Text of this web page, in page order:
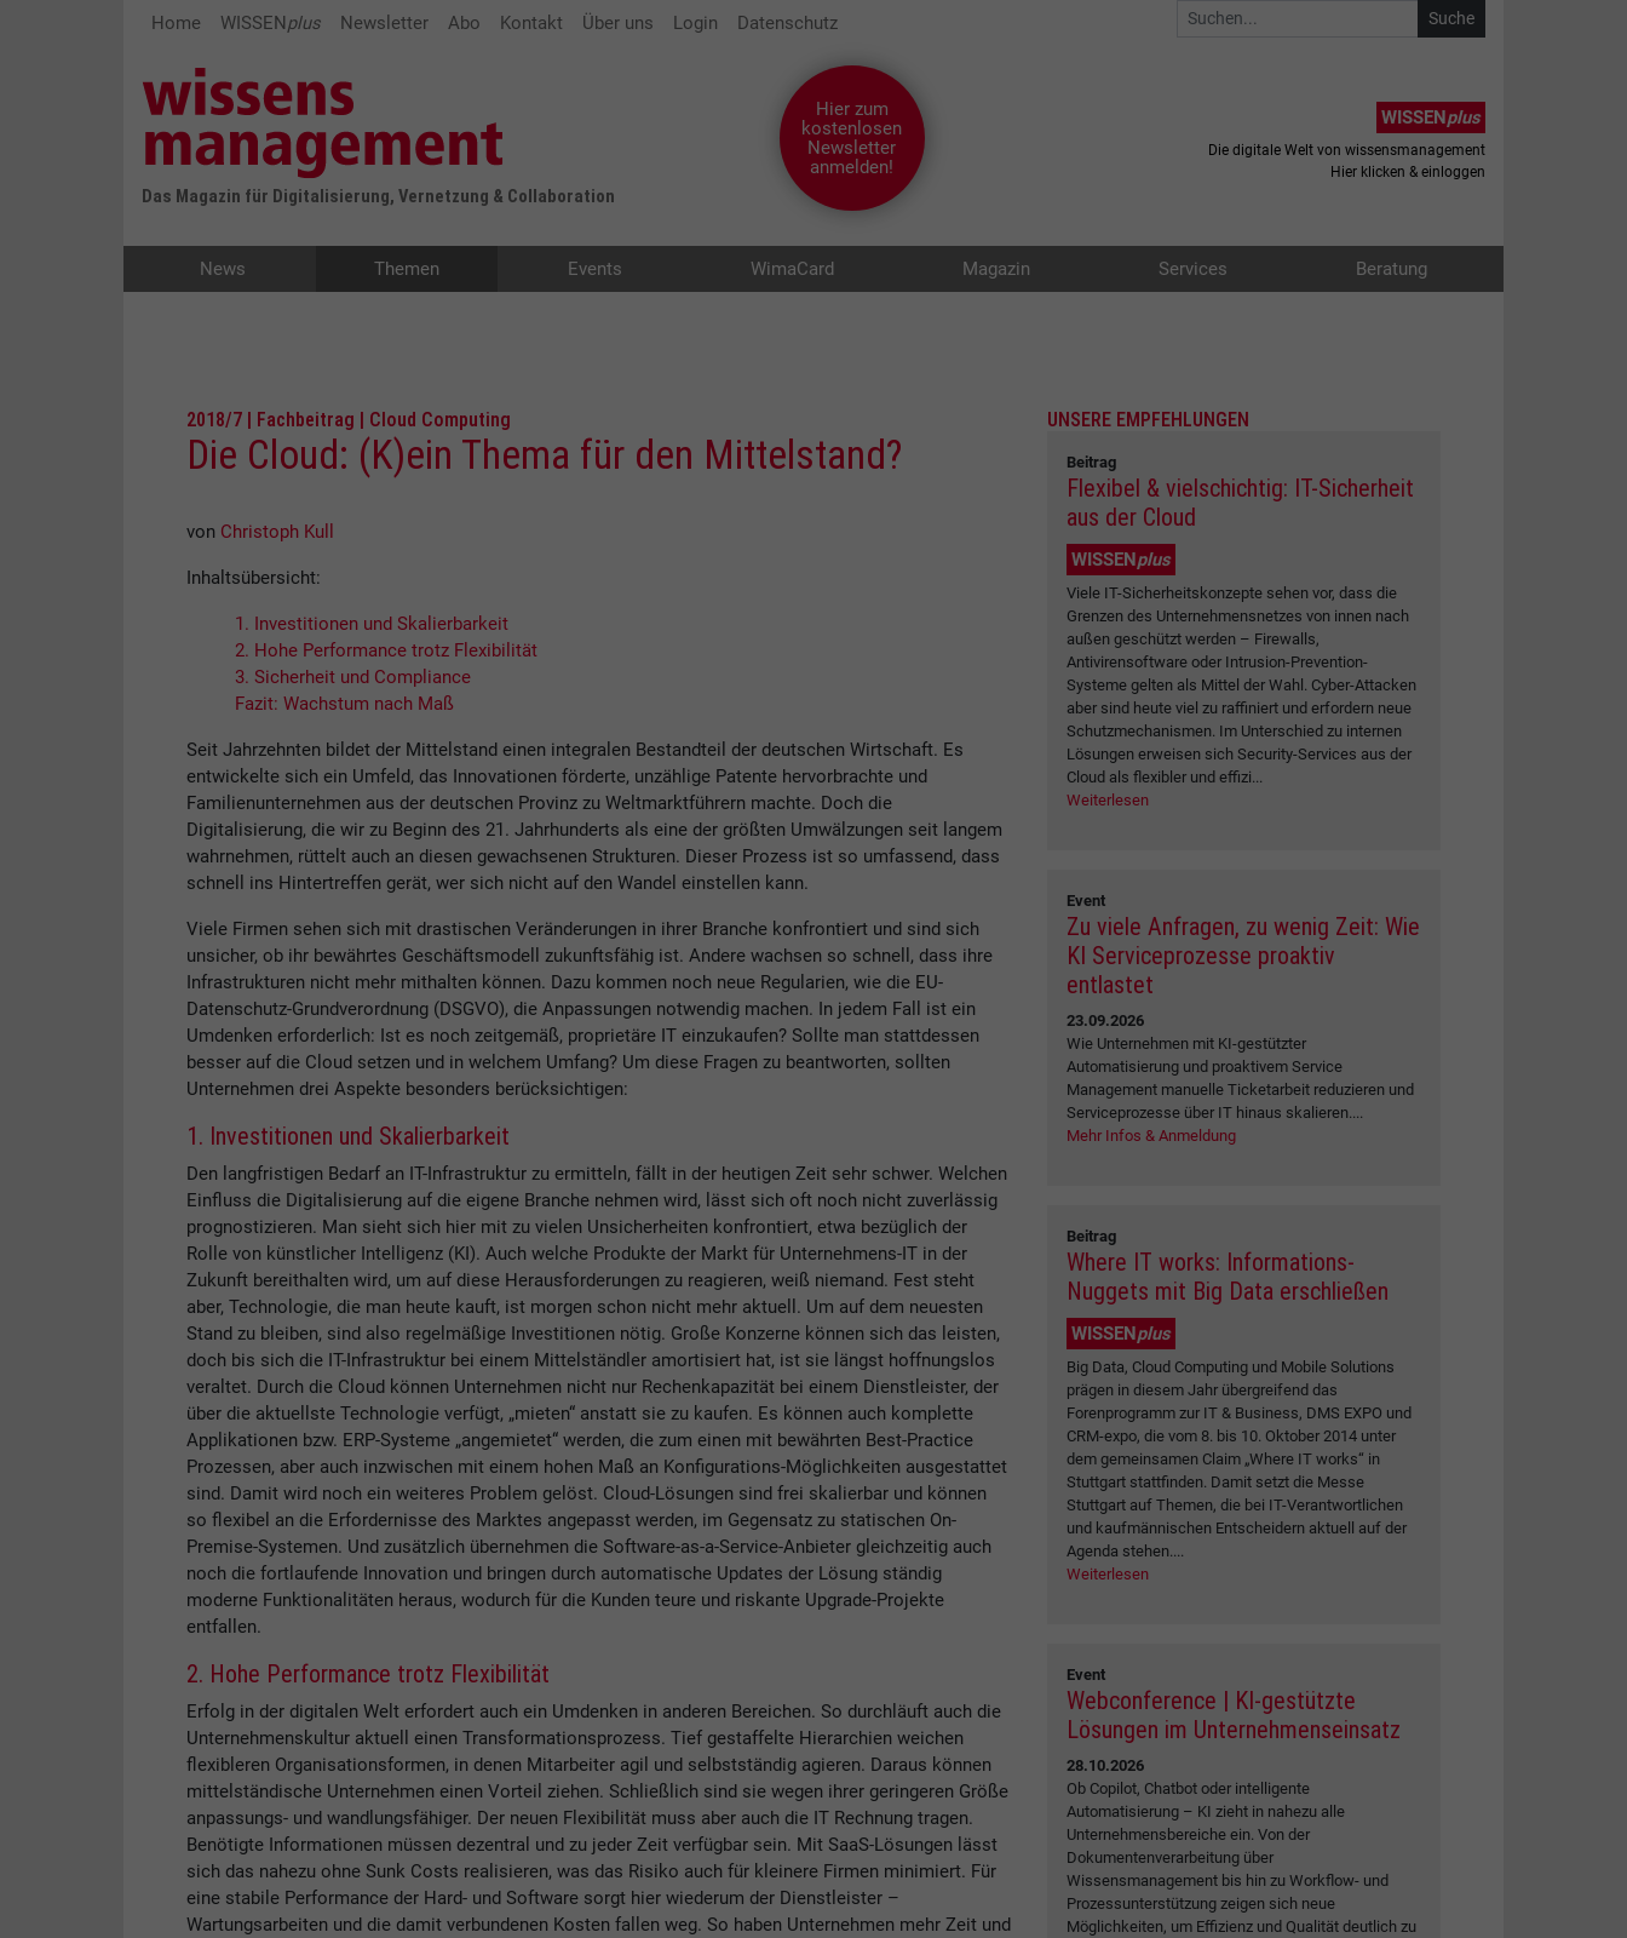
Home WISSENplus Newsletter Abo Kontakt Über uns Login Datenschutz
Das Magazin für Digitalisierung, Vernetzung & Collaboration
Hier zum
kostenlosen
Newsletter
anmelden!
WISSENplus
Die digitale Welt von wissensmanagement
Hier klicken & einloggen
News Themen Events WimaCard Magazin Services Beratung
2018/7 | Fachbeitrag | Cloud Computing
Die Cloud: (K)ein Thema für den Mittelstand?
von Christoph Kull
Inhaltsübersicht:
1. Investitionen und Skalierbarkeit
2. Hohe Performance trotz Flexibilität
3. Sicherheit und Compliance
Fazit: Wachstum nach Maß
Seit Jahrzehnten bildet der Mittelstand einen integralen Bestandteil der deutschen Wirtschaft. Es
entwickelte sich ein Umfeld, das Innovationen förderte, unzählige Patente hervorbrachte und
Familienunternehmen aus der deutschen Provinz zu Weltmarktführern machte. Doch die
Digitalisierung, die wir zu Beginn des 21. Jahrhunderts als eine der größten Umwälzungen seit langem
wahrnehmen, rüttelt auch an diesen gewachsenen Strukturen. Dieser Prozess ist so umfassend, dass
schnell ins Hintertreffen gerät, wer sich nicht auf den Wandel einstellen kann.
Viele Firmen sehen sich mit drastischen Veränderungen in ihrer Branche konfrontiert und sind sich
unsicher, ob ihr bewährtes Geschäftsmodell zukunftsfähig ist. Andere wachsen so schnell, dass ihre
Infrastrukturen nicht mehr mithalten können. Dazu kommen noch neue Regularien, wie die EU-
Datenschutz-Grundverordnung (DSGVO), die Anpassungen notwendig machen. In jedem Fall ist ein
Umdenken erforderlich: Ist es noch zeitgemäß, proprietäre IT einzukaufen? Sollte man stattdessen
besser auf die Cloud setzen und in welchem Umfang? Um diese Fragen zu beantworten, sollten
Unternehmen drei Aspekte besonders berücksichtigen:
1. Investitionen und Skalierbarkeit
Den langfristigen Bedarf an IT-Infrastruktur zu ermitteln, fällt in der heutigen Zeit sehr schwer. Welchen
Einfluss die Digitalisierung auf die eigene Branche nehmen wird, lässt sich oft noch nicht zuverlässig
prognostizieren. Man sieht sich hier mit zu vielen Unsicherheiten konfrontiert, etwa bezüglich der
Rolle von künstlicher Intelligenz (KI). Auch welche Produkte der Markt für Unternehmens-IT in der
Zukunft bereithalten wird, um auf diese Herausforderungen zu reagieren, weiß niemand. Fest steht
aber, Technologie, die man heute kauft, ist morgen schon nicht mehr aktuell. Um auf dem neuesten
Stand zu bleiben, sind also regelmäßige Investitionen nötig. Große Konzerne können sich das leisten,
doch bis sich die IT-Infrastruktur bei einem Mittelständler amortisiert hat, ist sie längst hoffnungslos
veraltet. Durch die Cloud können Unternehmen nicht nur Rechenkapazität bei einem Dienstleister, der
über die aktuellste Technologie verfügt, „mieten“ anstatt sie zu kaufen. Es können auch komplette
Applikationen bzw. ERP-Systeme „angemietet“ werden, die zum einen mit bewährten Best-Practice
Prozessen, aber auch inzwischen mit einem hohen Maß an Konfigurations-Möglichkeiten ausgestattet
sind. Damit wird noch ein weiteres Problem gelöst. Cloud-Lösungen sind frei skalierbar und können
so flexibel an die Erfordernisse des Marktes angepasst werden, im Gegensatz zu statischen On-
Premise-Systemen. Und zusätzlich übernehmen die Software-as-a-Service-Anbieter gleichzeitig auch
noch die fortlaufende Innovation und bringen durch automatische Updates der Lösung ständig
moderne Funktionalitäten heraus, wodurch für die Kunden teure und riskante Upgrade-Projekte
entfallen.
2. Hohe Performance trotz Flexibilität
Erfolg in der digitalen Welt erfordert auch ein Umdenken in anderen Bereichen. So durchläuft auch die
Unternehmenskultur aktuell einen Transformationsprozess. Tief gestaffelte Hierarchien weichen
flexibleren Organisationsformen, in denen Mitarbeiter agil und selbstständig agieren. Daraus können
mittelständische Unternehmen einen Vorteil ziehen. Schließlich sind sie wegen ihrer geringeren Größe
anpassungs- und wandlungsfähiger. Der neuen Flexibilität muss aber auch die IT Rechnung tragen.
Benötigte Informationen müssen dezentral und zu jeder Zeit verfügbar sein. Mit SaaS-Lösungen lässt
sich das nahezu ohne Sunk Costs realisieren, was das Risiko auch für kleinere Firmen minimiert. Für
eine stabile Performance der Hard- und Software sorgt hier wiederum der Dienstleister –
Wartungsarbeiten und die damit verbundenen Kosten fallen weg. So haben Unternehmen mehr Zeit und
UNSERE EMPFEHLUNGEN
Beitrag
Flexibel & vielschichtig: IT-Sicherheit
aus der Cloud
WISSENplus
Viele IT-Sicherheitskonzepte sehen vor, dass die
Grenzen des Unternehmensnetzes von innen nach
außen geschützt werden – Firewalls,
Antivirensoftware oder Intrusion-Prevention-
Systeme gelten als Mittel der Wahl. Cyber-Attacken
aber sind heute viel zu raffiniert und erfordern neue
Schutzmechanismen. Im Unterschied zu internen
Lösungen erweisen sich Security-Services aus der
Cloud als flexibler und effizi...
Weiterlesen
Event
Zu viele Anfragen, zu wenig Zeit: Wie
KI Serviceprozesse proaktiv
entlastet
23.09.2026
Wie Unternehmen mit KI-gestützter
Automatisierung und proaktivem Service
Management manuelle Ticketarbeit reduzieren und
Serviceprozesse über IT hinaus skalieren....
Mehr Infos & Anmeldung
Beitrag
Where IT works: Informations-
Nuggets mit Big Data erschließen
WISSENplus
Big Data, Cloud Computing und Mobile Solutions
prägen in diesem Jahr übergreifend das
Forenprogramm zur IT & Business, DMS EXPO und
CRM-expo, die vom 8. bis 10. Oktober 2014 unter
dem gemeinsamen Claim „Where IT works“ in
Stuttgart stattfinden. Damit setzt die Messe
Stuttgart auf Themen, die bei IT-Verantwortlichen
und kaufmännischen Entscheidern aktuell auf der
Agenda stehen....
Weiterlesen
Event
Webconference | KI-gestützte
Lösungen im Unternehmenseinsatz
28.10.2026
Ob Copilot, Chatbot oder intelligente
Automatisierung – KI zieht in nahezu alle
Unternehmensbereiche ein. Von der
Dokumentenverarbeitung über
Wissensmanagement bis hin zu Workflow- und
Prozessunterstützung zeigen sich neue
Möglichkeiten, um Effizienz und Qualität deutlich zu